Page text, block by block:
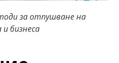
за отпушване на
бизнеса